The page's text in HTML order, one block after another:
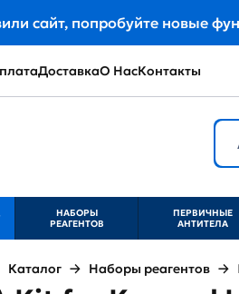
сайт, попробуйте новые
ДоставкаО НасКонтакты
НАБОРЫ
РЕАГЕНТОВ
ПЕРВИЧНЫЕ
АНТИТЕЛА
Каталог Наборы реагентов